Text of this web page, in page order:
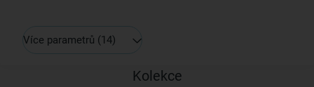
Více parametrů (14)
Kolekce